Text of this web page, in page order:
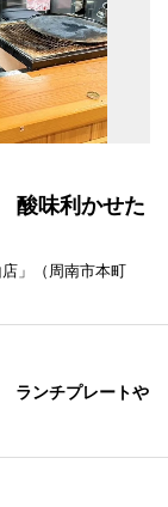
酸味利かせた
」（周南市本町
ランチプレートや